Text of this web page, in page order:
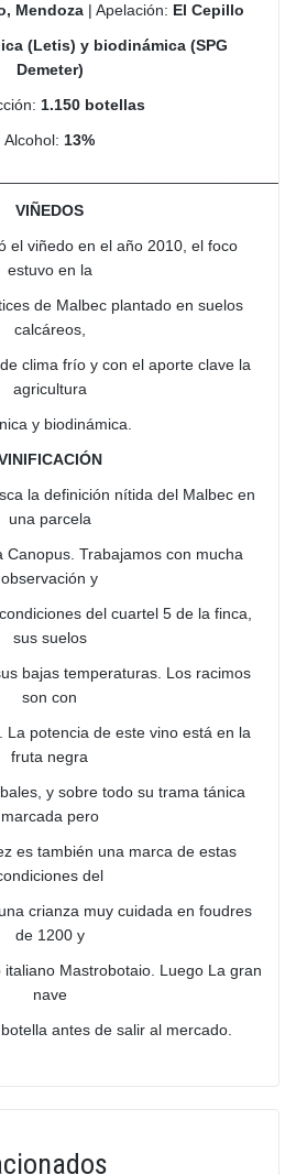
Mendoza | Apelación: El Cepillo
(Letis) y biodinámica (SPG
Demeter)
1.150 botellas
Alcohol: 13%
VIÑEDOS
el viñedo en el año 2010, el foco
estuvo en la
de Malbec plantado en suelos
calcáreos,
clima frío y con el aporte clave la
agricultura
y biodinámica.
la definición nítida del Malbec en
una parcela
Canopus. Trabajamos con mucha
observación y
del cuartel 5 de la finca,
sus suelos
bajas temperaturas. Los racimos
son con
La potencia de este vino está en la
fruta negra
y sobre todo su trama tánica
marcada pero
es también una marca de estas
del
crianza muy cuidada en foudres
de 1200 y
Mastrobotaio. Luego La gran
nave
antes de salir al mercado.